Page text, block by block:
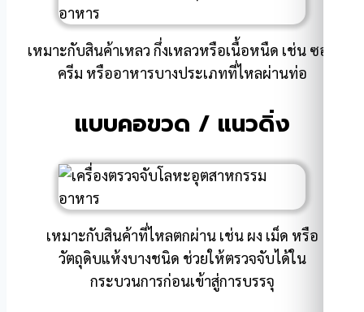
เหมาะกับสินค้าเหลว กึ่งเหลวหรือเนื้อหนืด เช่น ซอส
ครีม หรืออาหารบางประเภทที่ไหลผ่านท่อ
แบบคอขวด / แนวดิ่ง
เหมาะกับสินค้าที่ไหลตกผ่าน เช่น ผง เม็ด หรือ
วัตถุดิบแห้งบางชนิด ช่วยให้ตรวจจับได้ใน
กระบวนการก่อนเข้าสู่การบรรจุ